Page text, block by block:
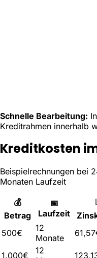
Schnelle Bearbeitung:
Kreditrahmen innerhalb
Kreditkosten
Beispielrechnungen bei
Monaten Laufzeit
💰
Betrag
📅
Laufzeit
500€
12
Monate
1.000€
12